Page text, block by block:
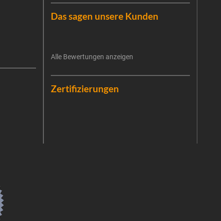
Das sagen unsere Kunden
Alle Bewertungen anzeigen
Zertifizierungen